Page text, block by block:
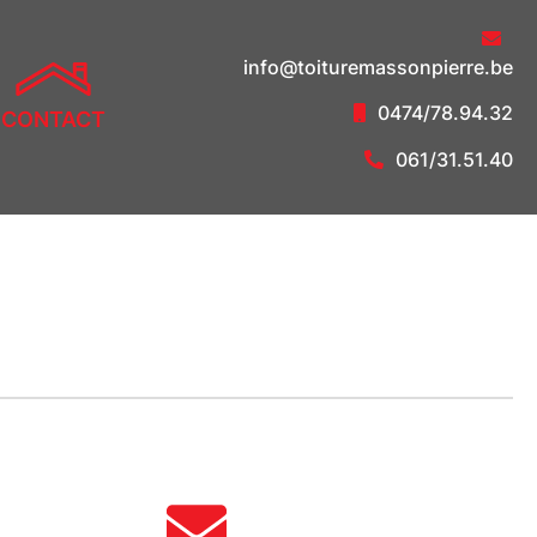
CONTACT
info@toituremassonpierre.be
0474/78.94.32
061/31.51.40